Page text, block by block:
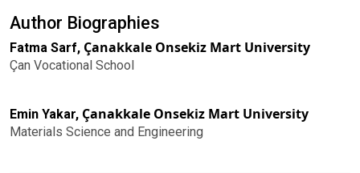
Author Biographies
Fatma Sarf, Çanakkale Onsekiz Mart University
Çan Vocational School
Emin Yakar, Çanakkale Onsekiz Mart University
Materials Science and Engineering